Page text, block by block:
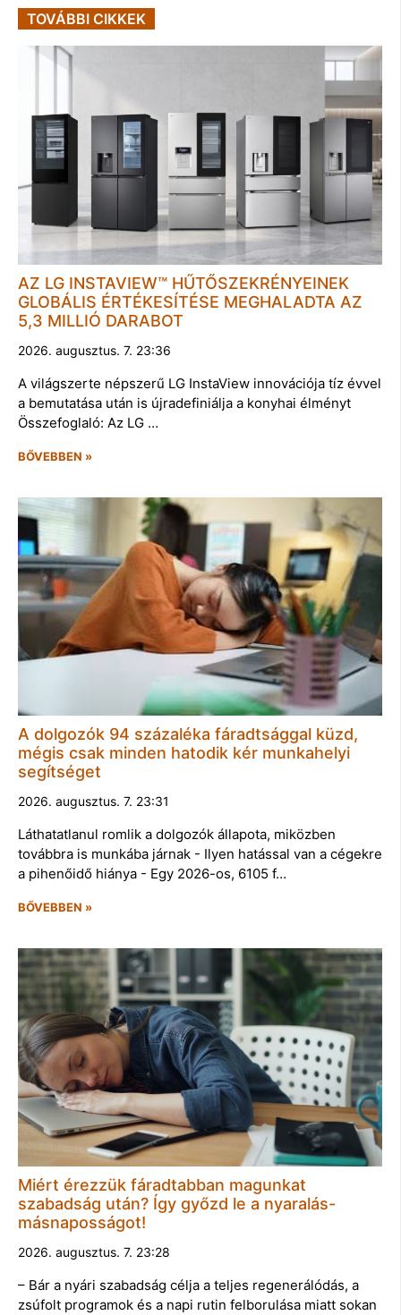
TOVÁBBI CIKKEK
AZ LG INSTAVIEW™ HŰTŐSZEKRÉNYEINEK
GLOBÁLIS ÉRTÉKESÍTÉSE MEGHALADTA AZ
5,3 MILLIÓ DARABOT
2026. augusztus. 7. 23:36
A világszerte népszerű LG InstaView innovációja tíz évvel
a bemutatása után is újradefiniálja a konyhai élményt
Összefoglaló: Az LG …
BŐVEBBEN »
A dolgozók 94 százaléka fáradtsággal küzd,
mégis csak minden hatodik kér munkahelyi
segítséget
2026. augusztus. 7. 23:31
Láthatatlanul romlik a dolgozók állapota, miközben
továbbra is munkába járnak - Ilyen hatással van a cégekre
a pihenőidő hiánya - Egy 2026-os, 6105 f…
BŐVEBBEN »
Miért érezzük fáradtabban magunkat
szabadság után? Így győzd le a nyaralás-
másnaposságot!
2026. augusztus. 7. 23:28
– Bár a nyári szabadság célja a teljes regenerálódás, a
zsúfolt programok és a napi rutin felborulása miatt sokan